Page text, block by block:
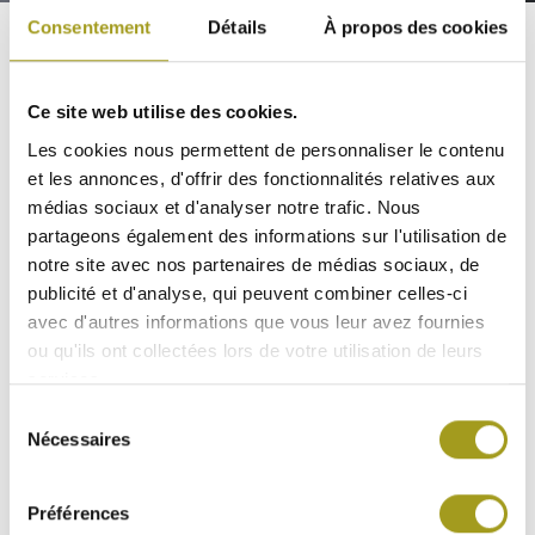
Consentement Détails À propos des cookies
Ce site web utilise des cookies.
Les cookies nous permettent de personnaliser le contenu
et les annonces, d'offrir des fonctionnalités relatives aux
médias sociaux et d'analyser notre trafic. Nous
partageons également des informations sur l'utilisation de
notre site avec nos partenaires de médias sociaux, de
publicité et d'analyse, qui peuvent combiner celles-ci
avec d'autres informations que vous leur avez fournies
ou qu'ils ont collectées lors de votre utilisation de leurs
services.
Nécessaires
Préférences
ACTIFS
CONTACT
NOMBRE TOTAL DE DROITS DE
LE CAPITAL SOCIAL AU 01.01.18
En application de l’article L.233-8 II du Code de
Commerce et de l’article 223-16 du Règlement
Général de l’Autorité des Marchés Financiers
(RGAMF), la Société Foncière INEA dont les actions
sont cotées sur le marché Euronext Paris
Compartiment B informe ses actionnaires qu’à la date
du 1er mars 2018 (avant bourse) :
– le nombre total d’actions composant le capital
– le nombre total de droits de vote théoriques (1)
– le nombre total de droits de vote exerçables (2)